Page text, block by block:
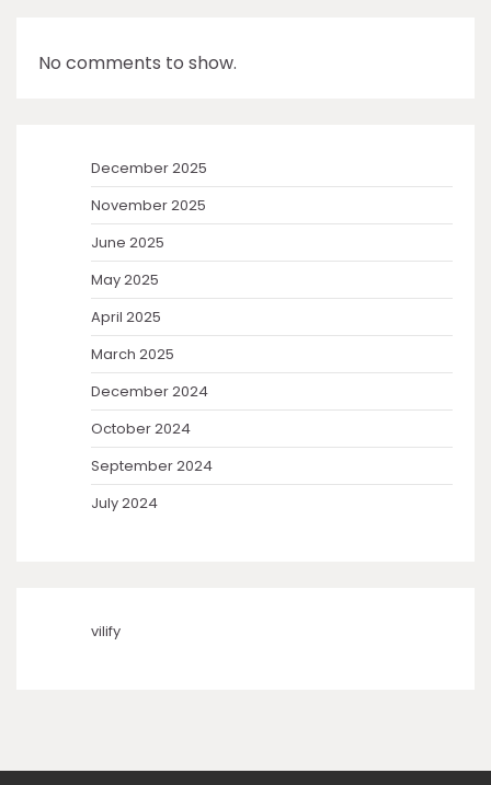
No comments to show.
December 2025
November 2025
June 2025
May 2025
April 2025
March 2025
December 2024
October 2024
September 2024
July 2024
vilify